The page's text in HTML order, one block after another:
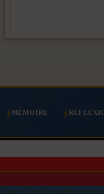
MÉMOIRE
Copie d'article autorisée en